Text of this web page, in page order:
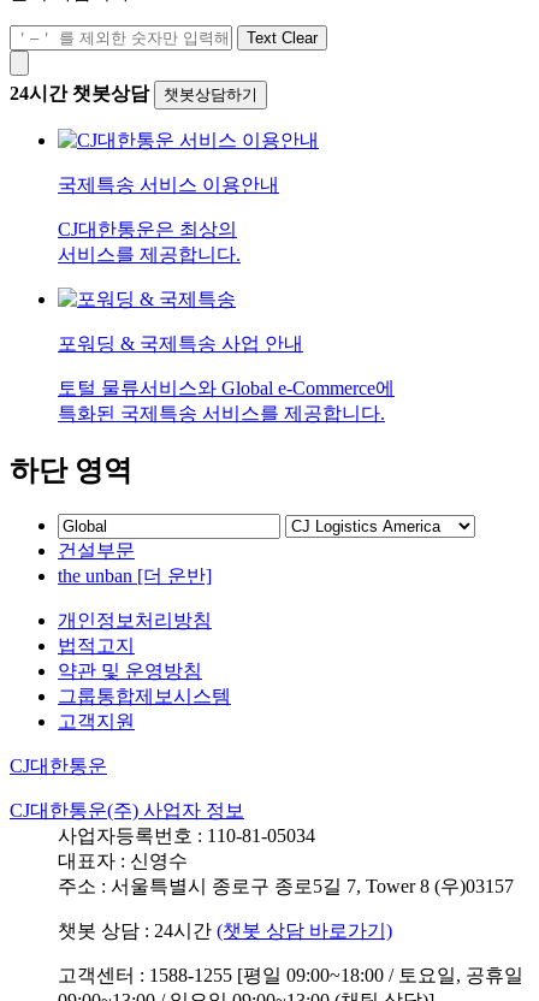
Text Clear
24시간 챗봇상담 챗봇상담하기
국제특송 서비스 이용안내
CJ대한통운은 최상의
서비스를 제공합니다.
포워딩 & 국제특송 사업 안내
토털 물류서비스와 Global e-Commerce에
특화된 국제특송 서비스를 제공합니다.
하단 영역
건설부문
the unban [더 운반]
개인정보처리방침
법적고지
약관 및 운영방침
그룹통합제보시스템
고객지원
CJ대한통운
CJ대한통운(주) 사업자 정보
사업자등록번호 : 110-81-05034
대표자 : 신영수
주소 : 서울특별시 종로구 종로5길 7, Tower 8 (우)03157
챗봇 상담 : 24시간 (챗봇 상담 바로가기)
고객센터 : 1588-1255 [평일 09:00~18:00 / 토요일, 공휴일